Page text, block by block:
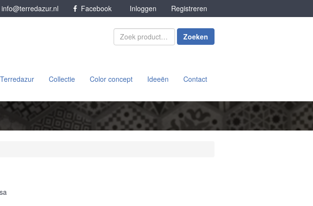
info@terredazur.nl Facebook Inloggen Registreren
Zoeken
Collectie Color concept Ideeën Contact